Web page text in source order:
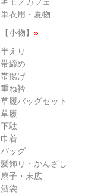
単衣用・夏物
【小物】 »
半えり
帯締め
帯揚げ
重ね衿
草履バッグセット
草履
下駄
巾着
バッグ
髪飾り・かんざし
扇子・末広
酒袋